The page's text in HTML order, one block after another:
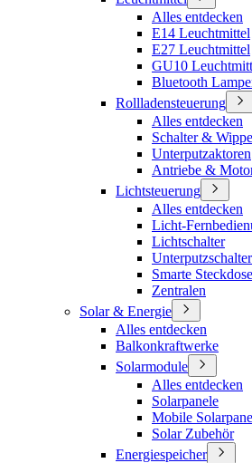
Alles entdecken
E14 Leuchtmittel
E27 Leuchtmittel
GU10
Bluetooth
Rollladensteuerung
Alles entdecken
Schalter &
Unterputzaktoren
Antriebe &
Lichtsteuerung
Alles entdecken
Licht-
Lichtschalter
Unterputzschalter
Smarte
Zentralen
Solar & Energie
Alles entdecken
Balkonkraftwerke
Solarmodule
Alles entdecken
Solarpanele
Mobile
Solar Zubehör
Energiespeicher